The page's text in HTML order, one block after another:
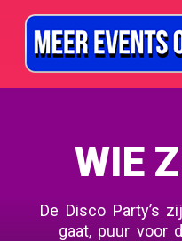
WIE
De Disco Party’s
gaat, puur voor